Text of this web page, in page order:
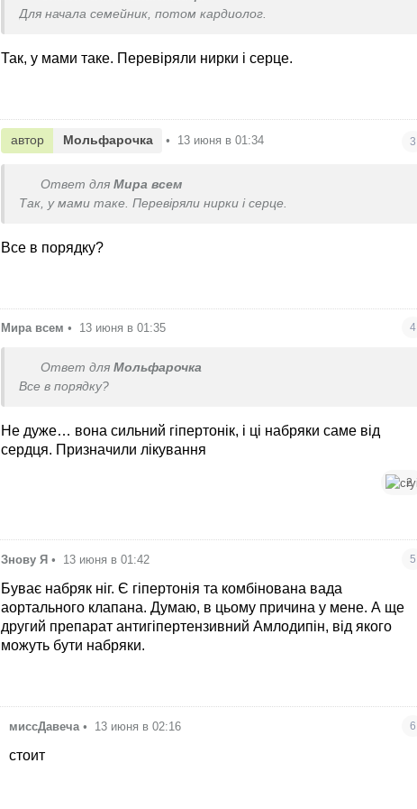
Для начала семейник, потом кардиолог.
Так, у мами таке. Перевіряли нирки і серце.
автор Мольфарочка • 13 июня в 01:34 3
Ответ для Мира всем
Так, у мами таке. Перевіряли нирки і серце.
Все в порядку?
Мира всем • 13 июня в 01:35 4
Ответ для Мольфарочка
Все в порядку?
Не дуже… вона сильний гіпертонік, і ці набряки саме від
сердця. Призначили лікування
2
Знову Я • 13 июня в 01:42 5
Буває набряк ніг. Є гіпертонія та комбінована вада
аортального клапана. Думаю, в цьому причина у мене. А ще
другий препарат антигіпертензивний Амлодипін, від якого
можуть бути набряки.
миссДавеча • 13 июня в 02:16 6
стоит